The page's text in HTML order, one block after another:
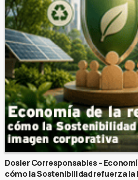
Dosier Corresponsables –
cómo la Sostenibilidad refuerza